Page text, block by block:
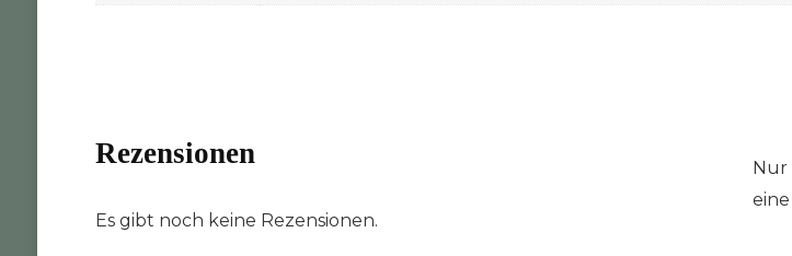
Rezensionen
Es gibt noch keine Rezensionen.